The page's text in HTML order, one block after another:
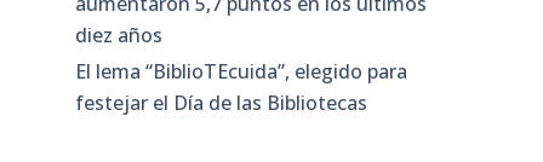
diez años
El lema “BiblioTEcuida”, elegido para
festejar el Día de las Bibliotecas